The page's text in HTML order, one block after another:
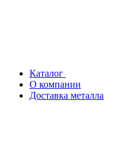
Каталог
О компании
Доставка металла